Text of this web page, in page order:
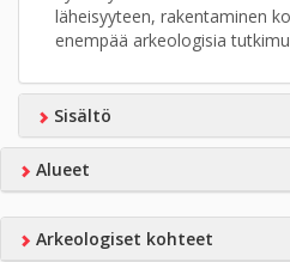
läheisyyteen, rakentaminen
enempää arkeologisia
Sisältö
Alueet
Arkeologiset kohteet